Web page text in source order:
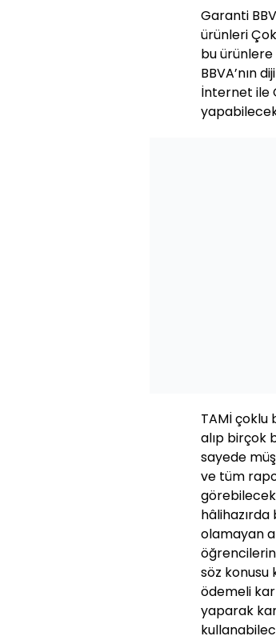
Garanti
ürünleri
bu
BBVA’nın
İnternet ile
TAMİ çoklu
alıp birçok
sayede
ve tüm
hâlihazırda
olamayan
söz konusu
ödemeli
yaparak